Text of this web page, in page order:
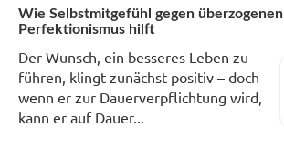
Wie Selbstmitgefühl gegen überzogenen
Perfektionismus hilft
Der Wunsch, ein besseres Leben zu
führen, klingt zunächst positiv – doch
wenn er zur Dauerverpflichtung wird,
kann er auf Dauer...